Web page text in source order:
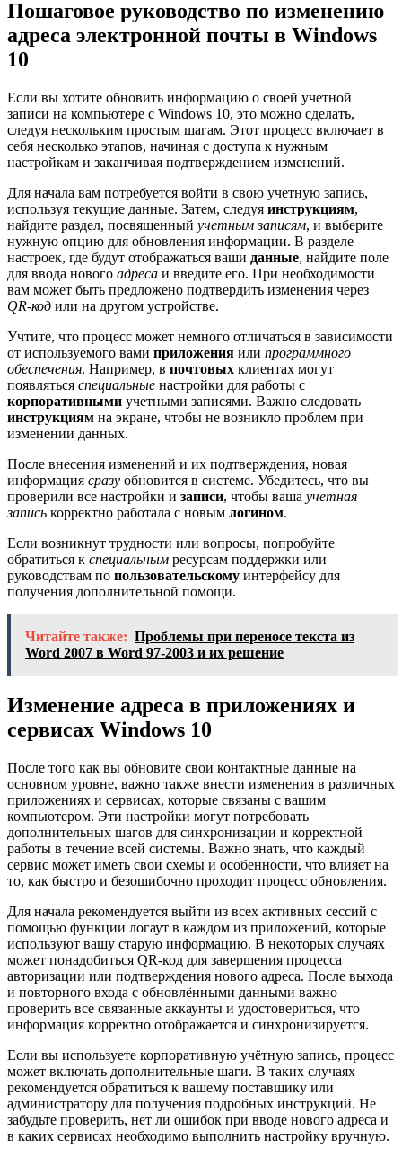
Пошаговое руководство по изменению
адреса электронной почты в Windows
10
Если вы хотите обновить информацию о своей учетной
записи на компьютере с Windows 10, это можно сделать,
следуя нескольким простым шагам. Этот процесс включает в
себя несколько этапов, начиная с доступа к нужным
настройкам и заканчивая подтверждением изменений.
Для начала вам потребуется войти в свою учетную запись,
используя текущие данные. Затем, следуя инструкциям,
найдите раздел, посвященный учетным записям, и выберите
нужную опцию для обновления информации. В разделе
настроек, где будут отображаться ваши данные, найдите поле
для ввода нового адреса и введите его. При необходимости
вам может быть предложено подтвердить изменения через
QR-код или на другом устройстве.
Учтите, что процесс может немного отличаться в зависимости
от используемого вами приложения или программного
обеспечения. Например, в почтовых клиентах могут
появляться специальные настройки для работы с
корпоративными учетными записями. Важно следовать
инструкциям на экране, чтобы не возникло проблем при
изменении данных.
После внесения изменений и их подтверждения, новая
информация сразу обновится в системе. Убедитесь, что вы
проверили все настройки и записи, чтобы ваша учетная
запись корректно работала с новым логином.
Если возникнут трудности или вопросы, попробуйте
обратиться к специальным ресурсам поддержки или
руководствам по пользовательскому интерфейсу для
получения дополнительной помощи.
Читайте также: Проблемы при переносе текста из
Word 2007 в Word 97-2003 и их решение
Изменение адреса в приложениях и
сервисах Windows 10
После того как вы обновите свои контактные данные на
основном уровне, важно также внести изменения в различных
приложениях и сервисах, которые связаны с вашим
компьютером. Эти настройки могут потребовать
дополнительных шагов для синхронизации и корректной
работы в течение всей системы. Важно знать, что каждый
сервис может иметь свои схемы и особенности, что влияет на
то, как быстро и безошибочно проходит процесс обновления.
Для начала рекомендуется выйти из всех активных сессий с
помощью функции логаут в каждом из приложений, которые
используют вашу старую информацию. В некоторых случаях
может понадобиться QR-код для завершения процесса
авторизации или подтверждения нового адреса. После выхода
и повторного входа с обновлёнными данными важно
проверить все связанные аккаунты и удостовериться, что
информация корректно отображается и синхронизируется.
Если вы используете корпоративную учётную запись, процесс
может включать дополнительные шаги. В таких случаях
рекомендуется обратиться к вашему поставщику или
администратору для получения подробных инструкций. Не
забудьте проверить, нет ли ошибок при вводе нового адреса и
в каких сервисах необходимо выполнить настройку вручную.